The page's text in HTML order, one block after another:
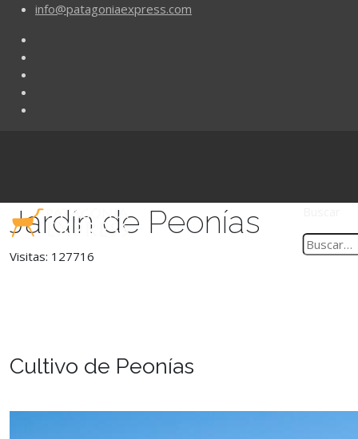
info@patagoniaexpress.com
Jardín de Peonías
Visitas: 127716
Cultivo de Peonías